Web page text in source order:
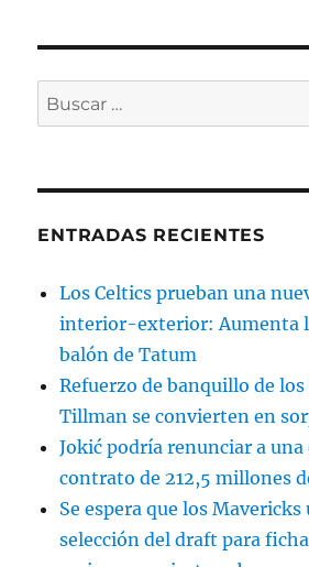
Buscar
por:
ENTRADAS RECIENTES
Los Celtics prueban una
interior-exterior: Aumenta
balón de Tatum
Refuerzo de banquillo de
Tillman se convierten en
Jokić podría renunciar a
contrato de 212,5 millones
Se espera que los
selección del draft para